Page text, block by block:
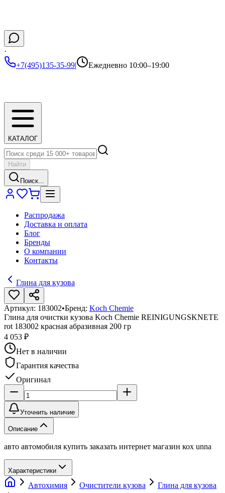
·
+7(495)135-35-99| Ежедневно 10:00–19:00
КАТАЛОГ
Найти
Поиск...
Распродажа
Доставка и оплата
Блог
Бренды
О компании
Контакты
Глина для кузова
Артикул: 183002•Бренд: Koch Chemie
Глина для очистки кузова Koch Chemie REINIGUNGSKNETE
rot 183002 красная абразивная 200 гр
4 053 ₽
Нет в наличии
Гарантия качества
Оригинал
Уточнить наличие
Описание
авто автомобиля купить заказать интернет магазин кох unna
Характеристики
Автохимия Очистители кузова
Глина для кузова